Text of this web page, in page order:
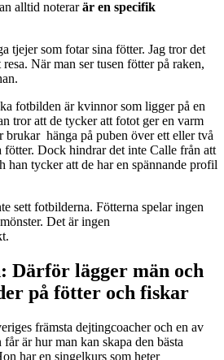
alltid noterarär en specifik
tjejer som fotar sina fötter. Jag tror det
När man ser tusen fötter på raken,
fotbilden är kvinnor som ligger på en
tror att de tycker att fotot ger en varm
brukar hänga på puben över ett eller två
fötter. Dock hindrar det inte Calle från att
han tycker att de har en spännande profil
sett fotbilderna. Fötterna spelar ingen
Det är ingen
Därför lägger män och
på fötter och fiskar
främsta dejtingcoacher och en av
är hur man kan skapa den bästa
har en singelkurs som heter